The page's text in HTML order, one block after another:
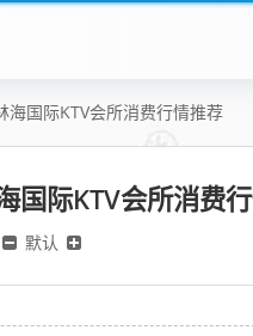
海国际KTV会所消费行情推荐
国际KTV会所消费
默认